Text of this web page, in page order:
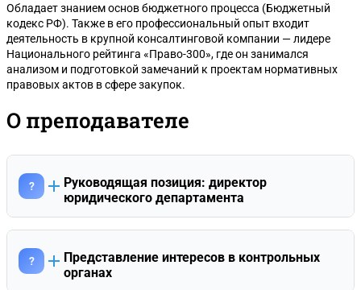
Обладает знанием основ бюджетного процесса (Бюджетный
кодекс РФ). Также в его профессиональный опыт входит
деятельность в крупной консалтинговой компании — лидере
Национального рейтинга «Право-300», где он занимался
анализом и подготовкой замечаний к проектам нормативных
правовых актов в сфере закупок.
О преподавателе
?
Руководящая позиция: директор
юридического департамента
экспертом с более чем 15-летним стажем в сфере закупок,
специализирующимся на 44-ФЗ, 223-ФЗ и 135-ФЗ (закон о
?
Представление интересов в контрольных
органах